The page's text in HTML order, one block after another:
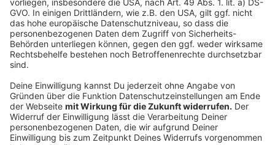
Folge uns für mehr News & Updates:
Anzeige
Livestream|Instagram|Facebook|WhatsApp-Kanal
Anzeige